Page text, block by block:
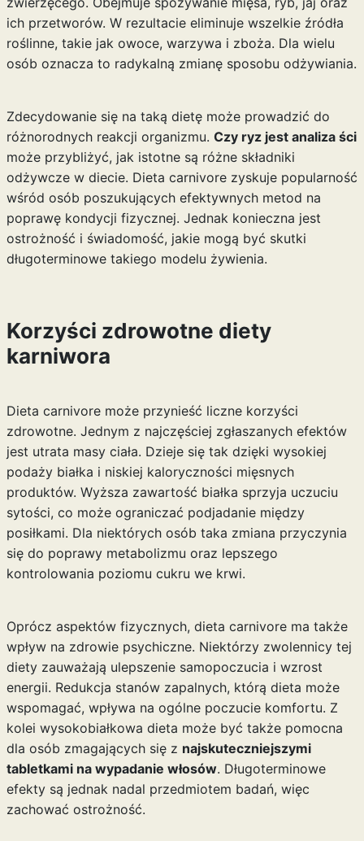
ich przetworów. W rezultacie eliminuje wszelkie źródła
roślinne, takie jak owoce, warzywa i zboża. Dla wielu
osób oznacza to radykalną zmianę sposobu odżywiania.
Zdecydowanie się na taką dietę może prowadzić do
różnorodnych reakcji organizmu. Czy ryz jest analiza ści
może przybliżyć, jak istotne są różne składniki
odżywcze w diecie. Dieta carnivore zyskuje popularność
wśród osób poszukujących efektywnych metod na
poprawę kondycji fizycznej. Jednak konieczna jest
ostrożność i świadomość, jakie mogą być skutki
długoterminowe takiego modelu żywienia.
Korzyści zdrowotne diety
karniwora
Dieta carnivore może przynieść liczne korzyści
zdrowotne. Jednym z najczęściej zgłaszanych efektów
jest utrata masy ciała. Dzieje się tak dzięki wysokiej
podaży białka i niskiej kaloryczności mięsnych
produktów. Wyższa zawartość białka sprzyja uczuciu
sytości, co może ograniczać podjadanie między
posiłkami. Dla niektórych osób taka zmiana przyczynia
się do poprawy metabolizmu oraz lepszego
kontrolowania poziomu cukru we krwi.
Oprócz aspektów fizycznych, dieta carnivore ma także
wpływ na zdrowie psychiczne. Niektórzy zwolennicy tej
diety zauważają ulepszenie samopoczucia i wzrost
energii. Redukcja stanów zapalnych, którą dieta może
wspomagać, wpływa na ogólne poczucie komfortu. Z
kolei wysokobiałkowa dieta może być także pomocna
dla osób zmagających się z najskuteczniejszymi
tabletkami na wypadanie włosów. Długoterminowe
efekty są jednak nadal przedmiotem badań, więc
zachować ostrożność.